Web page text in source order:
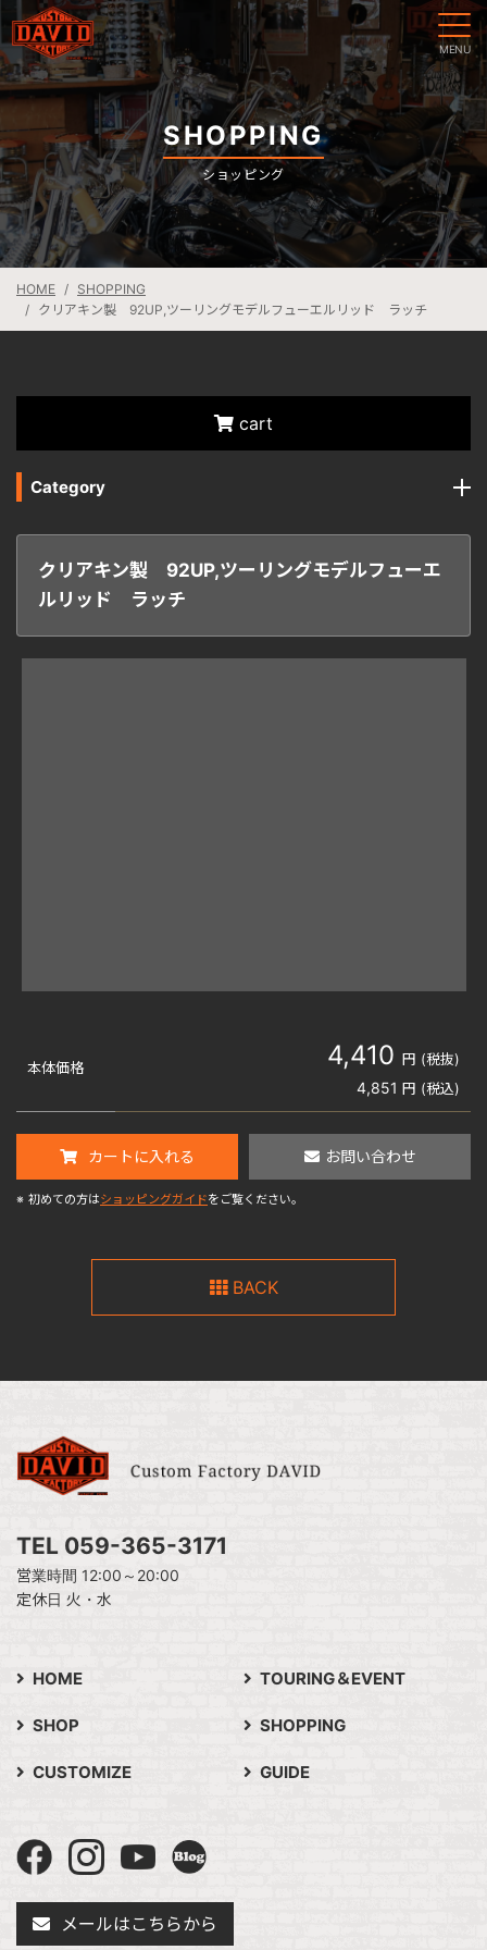
SHOPPING
ショッピング
HOME
SHOPPING
クリアキン製 92UP,ツーリングモデルフューエルリッド ラッチ
cart
Category
クリアキン製 92UP,ツーリングモデルフューエ
ルリッド ラッチ
本体価格 4,410 円 (税抜)
4,851 円 (税込)
カートに入れる お問い合わせ
※ 初めての方はショッピングガイドをご覧ください。
BACK
TEL 059-365-3171
営業時間 12:00～20:00
定休日 火・水
HOME TOURING＆EVENT
SHOP SHOPPING
CUSTOMIZE GUIDE
メールはこちらから